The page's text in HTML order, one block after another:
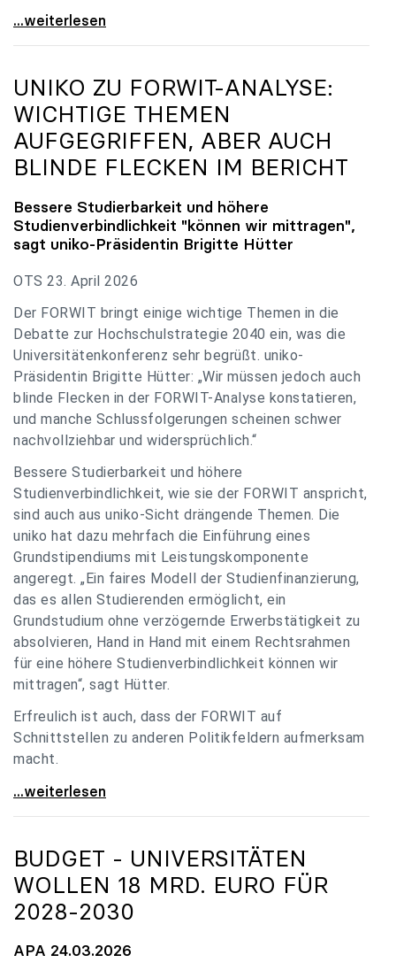
uniko zu Budgetverhandlungen: Universitäten sind
...weiterlesen
UNIKO ZU FORWIT-ANALYSE:
WICHTIGE THEMEN
AUFGEGRIFFEN, ABER AUCH
BLINDE FLECKEN IM BERICHT
Bessere Studierbarkeit und höhere
Studienverbindlichkeit "können wir mittragen",
sagt uniko-Präsidentin Brigitte Hütter
OTS 23. April 2026
Der FORWIT bringt einige wichtige Themen in die
Debatte zur Hochschulstrategie 2040 ein, was die
Universitätenkonferenz sehr begrüßt. uniko-
Präsidentin Brigitte Hütter: „Wir müssen jedoch auch
blinde Flecken in der FORWIT-Analyse konstatieren,
und manche Schlussfolgerungen scheinen schwer
nachvollziehbar und widersprüchlich.“
Bessere Studierbarkeit und höhere
Studienverbindlichkeit, wie sie der FORWIT anspricht,
sind auch aus uniko-Sicht drängende Themen. Die
uniko hat dazu mehrfach die Einführung eines
Grundstipendiums mit Leistungskomponente
angeregt. „Ein faires Modell der Studienfinanzierung,
das es allen Studierenden ermöglicht, ein
Grundstudium ohne verzögernde Erwerbstätigkeit zu
absolvieren, Hand in Hand mit einem Rechtsrahmen
für eine höhere Studienverbindlichkeit können wir
mittragen“, sagt Hütter.
Erfreulich ist auch, dass der FORWIT auf
Schnittstellen zu anderen Politikfeldern aufmerksam
macht.
uniko zu FORWIT-Analyse: Wichtige Themen
...weiterlesen
BUDGET - UNIVERSITÄTEN
WOLLEN 18 MRD. EURO FÜR
2028-2030
APA 24.03.2026